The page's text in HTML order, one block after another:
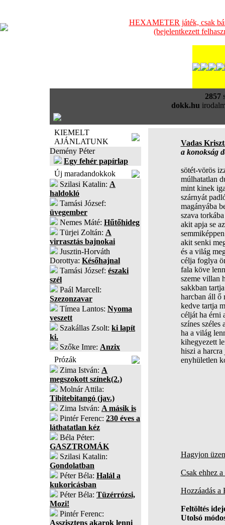
HEXAMETER játék, csak
(bejelentkezett
2857
dokk.hu
KIEMELT
AJÁNLATUNK
Demény Péter
Egy fehér papírlap
Új maradandokkok
Szilasi Katalin: A
haldokló
Tamási József:
üvegember
Nemes Máté: Hűtőhideg
Türjei Zoltán: A
virrasztás bajnokai
Jusztin-Horváth
Dorottya: Későhajnal
Tamási József: északi
szél
Paál Marcell:
Szezonzavar
Tímea Lantos: Nyoma
veszett
Szakállas Zsolt: ki lapít
ki.
Szőke Imre: Anzix
Prózák
Zima István: A
megszokott színek(2.)
Molnár Attila:
Tibitebitangó (jav.)
Zima István: A másik is
Pintér Ferenc: 230 éves a
láthatatlan kéz
Béla Péter:
GASZTROMÁK
Szilasi Katalin:
Gondolatban
Péter Béla: Halál a
kukoricásban
Péter Béla: Tüzérrózsi,
Mozi!
Pintér Ferenc:
Asszisztens akarok lenni
Vadas
a konokság
sötét-vörös
múlhatatlan
mint kinek
szárnyát
magányába
szava
akit apja se
akit senki
és a világ
célja foglya
fala köve
szeme villan
sakkban
harcban áll ő
kedve tartja
célját ha érni
színes széles
ha a világ
kihegyezett
hiszi a harcra
enyhületlen
Hagyjon
Csak ehhez
Hozzáadás
Feltöltés
Utolsó